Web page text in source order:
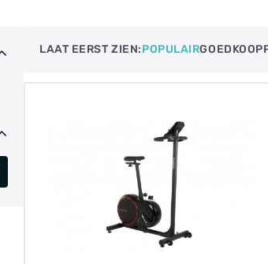
LAAT EERST ZIEN:POPULAIRGOEDKOOP